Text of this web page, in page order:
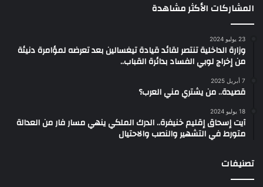
المشاركات الأكثر مشاهدة
23 يوليو 2024
وزارة الداخلية تنتصر لقائد قيادة تيغسالين بعد تعرضه لمؤامرة دنيئة
من إخراج لوبي الفساد بدائرة القباب..
7 أبريل 2025
قصيدة.. من يشتري مني العرب؟
18 يوليو 2024
آيت إسحاق إقليم خنيفرة.. الدرك الملكي ينهي مسار فار من العدالة
متورط في التشهير والنصب والاحتيال
تصنيفات